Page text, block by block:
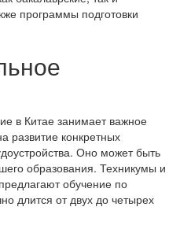
программы подготовки
в Китае занимает важное
развитие конкретных
Оно может быть
образования. Техникумы и
обучение по
длится от двух до четырех